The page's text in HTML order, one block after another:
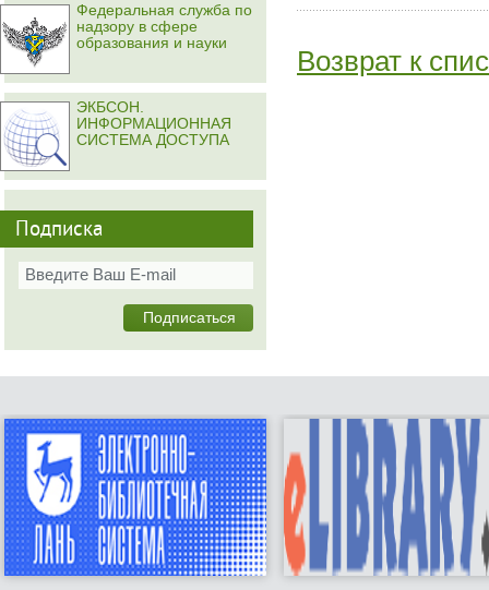
Федеральная служба по
надзору в сфере
образования и науки
ЭКБСОН.
ИНФОРМАЦИОННАЯ
СИСТЕМА ДОСТУПА
Подписка
Возврат к